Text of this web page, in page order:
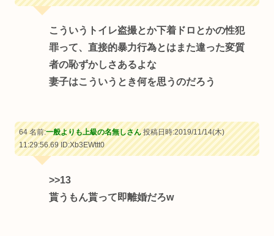
こういうトイレ盗撮とか下着ドロとかの性犯
罪って、直接的暴力行為とはまた違った変質
者の恥ずかしさあるよな
妻子はこういうとき何を思うのだろう
64 名前:一般よりも上級の名無しさん投稿日時:2019/11/14(木)
11:29:56.69ID:Xb3EWttt0
>>13
貰うもん貰って即離婚だろw